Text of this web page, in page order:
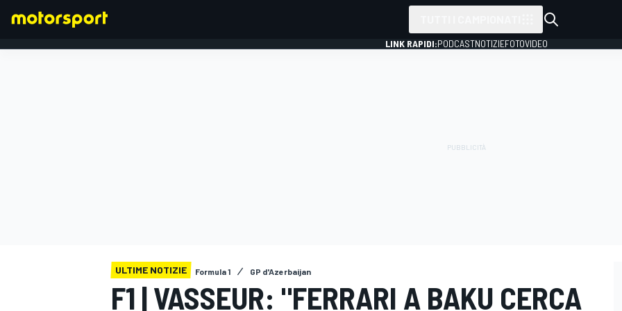
LINK RAPIDI:PODCASTNOTIZIEFOTOVIDEO
ULTIME NOTIZIE Formula 1 GP d'Azerbaijan
F1 | VASSEUR: "FERRARI A BAKU CERCA